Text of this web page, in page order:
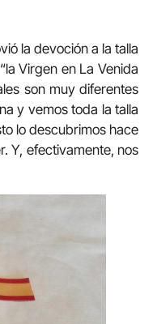
la devoción a la talla
Virgen en La Venida
son muy diferentes
y vemos toda la talla
lo descubrimos hace
Y, efectivamente, nos